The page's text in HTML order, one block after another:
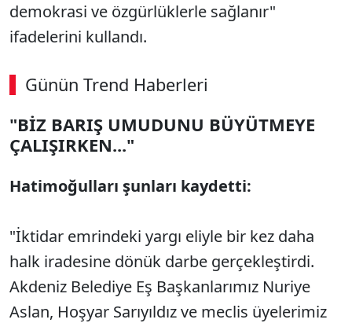
demokrasi ve özgürlüklerle sağlanır"
ifadelerini kullandı.
Günün Trend Haberleri
"BİZ BARIŞ UMUDUNU BÜYÜTMEYE
ÇALIŞIRKEN..."
Hatimoğulları şunları kaydetti:
"İktidar emrindeki yargı eliyle bir kez daha
halk iradesine dönük darbe gerçekleştirdi.
Akdeniz Belediye Eş Başkanlarımız Nuriye
Aslan, Hoşyar Sarıyıldız ve meclis üyelerimiz